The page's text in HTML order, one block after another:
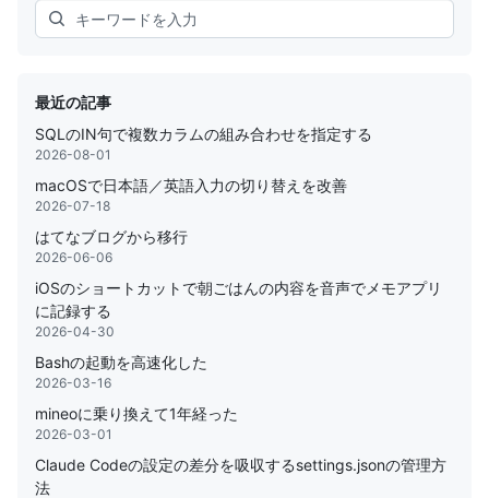
Search
最近の記事
SQLのIN句で複数カラムの組み合わせを指定する
2026-08-01
macOSで日本語／英語入力の切り替えを改善
2026-07-18
はてなブログから移行
2026-06-06
iOSのショートカットで朝ごはんの内容を音声でメモアプリ
に記録する
2026-04-30
Bashの起動を高速化した
2026-03-16
mineoに乗り換えて1年経った
2026-03-01
Claude Codeの設定の差分を吸収するsettings.jsonの管理方
法